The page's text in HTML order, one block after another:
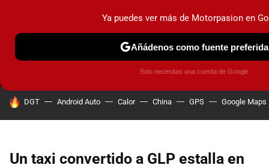
MENÚ NUEVO
COCHES ELÉCTRICOS OBSERVATORIO
HOY SE HABLA DE
DGT Android Auto Calor China GPS Google Maps
Un taxi convertido a GLP estalla en
Ya puedes ver más de Motorpasion en
Añádenos como fuente preferida
Solo necesitas una cuenta de Google